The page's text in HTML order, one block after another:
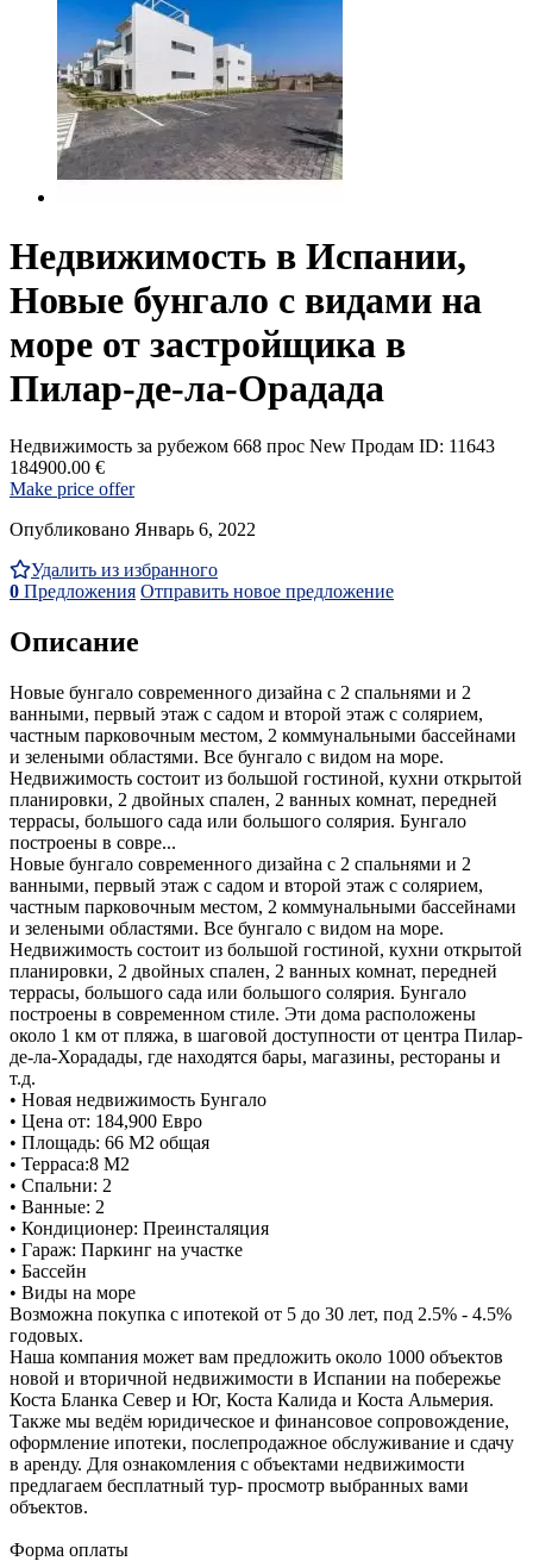
Недвижимость в Испании,
Новые бунгало с видами на
море от застройщика в
Пилар-де-ла-Орадада
Недвижимость за рубежом 668 прос New Продам ID: 11643
184900.00 €
Make price offer
Опубликовано Январь 6, 2022
Удалить из избранного
0 Предложения Отправить новое предложение
Описание
Новые бунгало современного дизайна с 2 спальнями и 2
ванными, первый этаж с садом и второй этаж с солярием,
частным парковочным местом, 2 коммунальными бассейнами
и зелеными областями. Все бунгало с видом на море.
Недвижимость состоит из большой гостиной, кухни открытой
планировки, 2 двойных спален, 2 ванных комнат, передней
террасы, большого сада или большого солярия. Бунгало
построены в совре...
Новые бунгало современного дизайна с 2 спальнями и 2
ванными, первый этаж с садом и второй этаж с солярием,
частным парковочным местом, 2 коммунальными бассейнами
и зелеными областями. Все бунгало с видом на море.
Недвижимость состоит из большой гостиной, кухни открытой
планировки, 2 двойных спален, 2 ванных комнат, передней
террасы, большого сада или большого солярия. Бунгало
построены в современном стиле. Эти дома расположены
около 1 км от пляжа, в шаговой доступности от центра Пилар-
де-ла-Хорадады, где находятся бары, магазины, рестораны и
т.д.
• Новая недвижимость Бунгало
• Цена от: 184,900 Евро
• Площадь: 66 M2 общая
• Терраса:8 M2
• Спальни: 2
• Ванные: 2
• Кондиционер: Преинсталяция
• Гараж: Паркинг на участке
• Бассейн
• Виды на море
Возможна покупка с ипотекой от 5 до 30 лет, под 2.5% - 4.5%
годовых.
Наша компания может вам предложить около 1000 объектов
новой и вторичной недвижимости в Испании на побережье
Коста Бланка Север и Юг, Коста Калида и Коста Альмерия.
Также мы ведём юридическое и финансовое сопровождение,
оформление ипотеки, послепродажное обслуживание и сдачу
в аренду. Для ознакомления с объектами недвижимости
предлагаем бесплатный тур- просмотр выбранных вами
объектов.
Форма оплаты